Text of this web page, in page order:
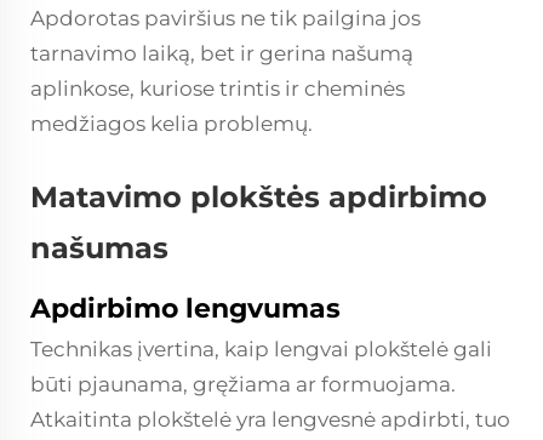
Apdorotas paviršius ne tik pailgina jos
tarnavimo laiką, bet ir gerina našumą
aplinkose, kuriose trintis ir cheminės
medžiagos kelia problemų.
Matavimo plokštės apdirbimo
našumas
Apdirbimo lengvumas
Technikas įvertina, kaip lengvai plokštelė gali
būti pjaunama, gręžiama ar formuojama.
Atkaitinta plokštelė yra lengvesnė apdirbti, tuo